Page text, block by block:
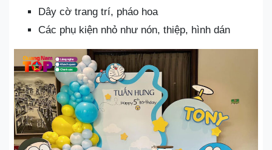
Dây cờ trang trí, pháo hoa
Các phụ kiện nhỏ như nón, thiệp, hình dán